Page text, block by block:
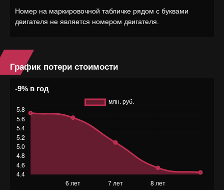
Номер на маркировочной табличке рядом с буквами
двигателя не является номером двигателя.
График потери стоимости
-9% в год